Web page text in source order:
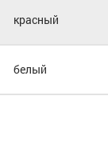
красный
белый